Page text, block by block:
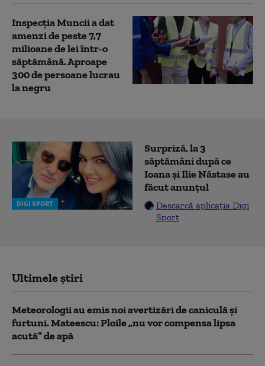
Inspecția Muncii a dat
amenzi de peste 7,7
milioane de lei într-o
săptămână. Aproape
300 de persoane lucrau
la negru
DIGI SPORT
Surpriză, la 3
săptămâni după ce
Ioana și Ilie Năstase au
făcut anunțul
Descarcă aplicația Digi
Sport
Ultimele știri
Meteorologii au emis noi avertizări de caniculă și
furtuni. Mateescu: Ploile „nu vor compensa lipsa
acută” de apă